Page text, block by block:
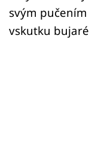
svým
vskutku